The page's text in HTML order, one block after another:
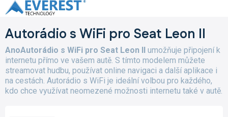
Přejít
na
Autorádio s WiFi pro Seat Leon II
AnoAutorádio s WiFi pro Seat Leon II umožňuje připojení k
internetu přímo ve vašem autě. S tímto modelem můžete
streamovat hudbu, používat online navigaci a další aplikace i
na cestách. Autorádio s WiFi je ideální volbou pro každého,
kdo chce využívat neomezené možnosti internetu také v autě.